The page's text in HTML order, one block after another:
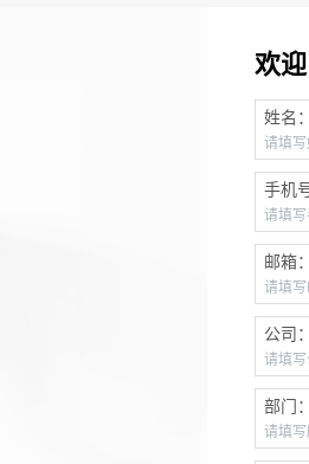
欢
姓名：
手机
邮箱：
公司：
部门：